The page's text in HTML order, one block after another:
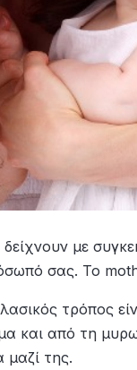
με
σας. Το
τρόπος
και από τη
μαζί της.